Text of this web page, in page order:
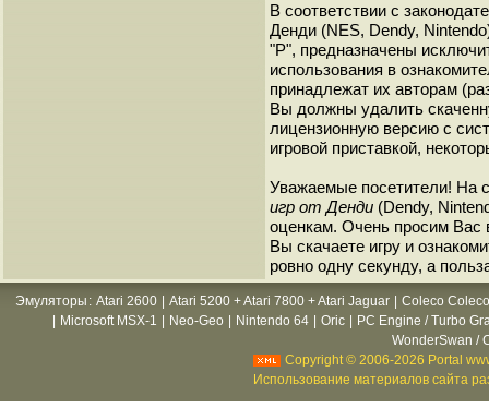
В соответствии с
Денди (NES, Dendy,
"P", предназначены
использования в
принадлежат их авторам
Вы должны удалить
лицензионную версию с
игровой приставкой,
Уважаемые посетители! На
игр от Денди (Dendy,
оценкам. Очень просим Вас
Вы скачаете игру и
ровно одну секунду, а
Эмуляторы : Atari 2600 Atari 5200 + Atari 7800 + Atari Jaguar
Coleco
Microsoft MSX-1 Neo-Geo Nintendo 64 Oric
PC Engine / Turbo
WonderSwan /
Copyright © 2006-2026 Portal
Использование материалов сайта